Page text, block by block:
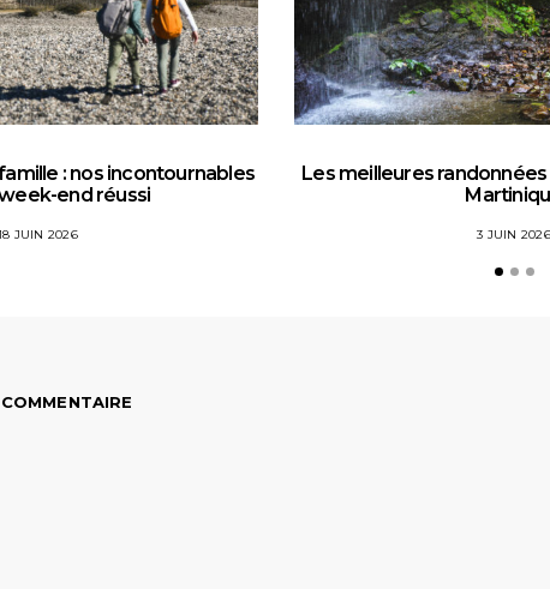
: nos incontournables
end réussi
JUIN 2026
Les meilleures
3 JUIN 2026